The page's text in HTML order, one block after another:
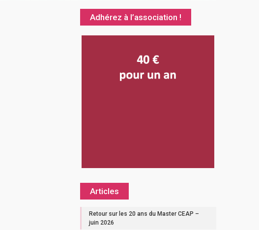
Adhérez à l’association !
Articles
Retour sur les 20 ans du Master CEAP –
juin 2026